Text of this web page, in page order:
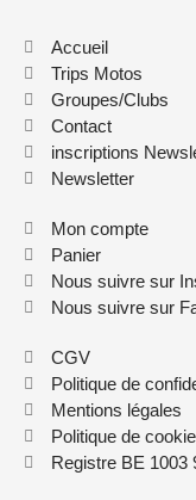
Accueil
Trips Motos
Groupes/Clubs
Contact
inscriptions
Newsletter
Mon compte
Panier
Nous suivre sur
Nous suivre sur
CGV
Politique de
Mentions légales
Politique de
Registre BE 1003